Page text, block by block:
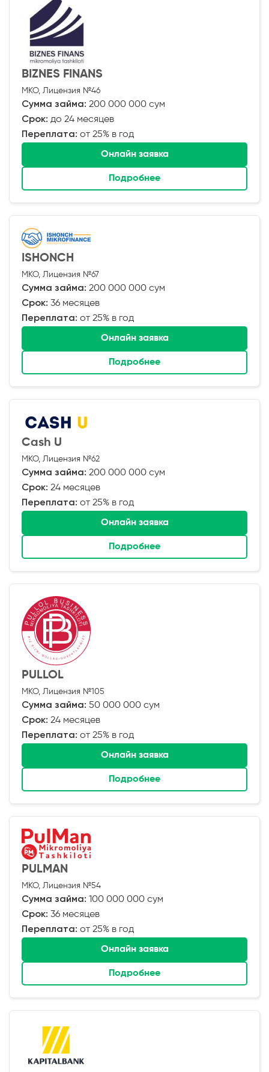
BIZNES FINANS
МКО, Лицензия №46
Сумма займа: 200 000 000 сум
Срок: до 24 месяцев
Переплата: от 25% в год
Онлайн заявка
Подробнее
ISHONCH
МКО, Лицензия №67
Сумма займа: 200 000 000 сум
Срок: 36 месяцев
Переплата: от 25% в год
Онлайн заявка
Подробнее
Cash U
МКО, Лицензия №62
Сумма займа: 200 000 000 сум
Срок: 24 месяцев
Переплата: от 25% в год
Онлайн заявка
Подробнее
PULLOL
МКО, Лицензия №105
Сумма займа: 50 000 000 сум
Срок: 24 месяцев
Переплата: от 25% в год
Онлайн заявка
Подробнее
PULMAN
МКО, Лицензия №54
Сумма займа: 100 000 000 сум
Срок: 36 месяцев
Переплата: от 25% в год
Онлайн заявка
Подробнее